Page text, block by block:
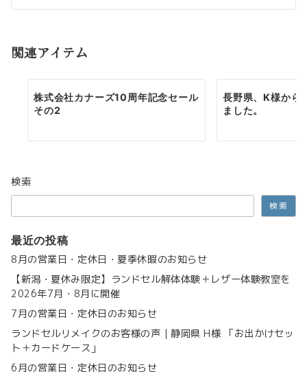
シ
ン
関連アイテム
株式会社カナーズ10周年記念セール
その2
長野県、K様から
ました。
検索
検索
最近の投稿
8月の営業日・定休日・夏季休暇のお知らせ
【新潟・夏休み限定】ランドセル解体体験＋レザー体験教室を
2026年7月・8月に開催
7月の営業日・定休日のお知らせ
ランドセルリメイクのお客様の声｜静岡県 H様 「お出かけセッ
ト＋カードケース」
6月の営業日・定休日のお知らせ